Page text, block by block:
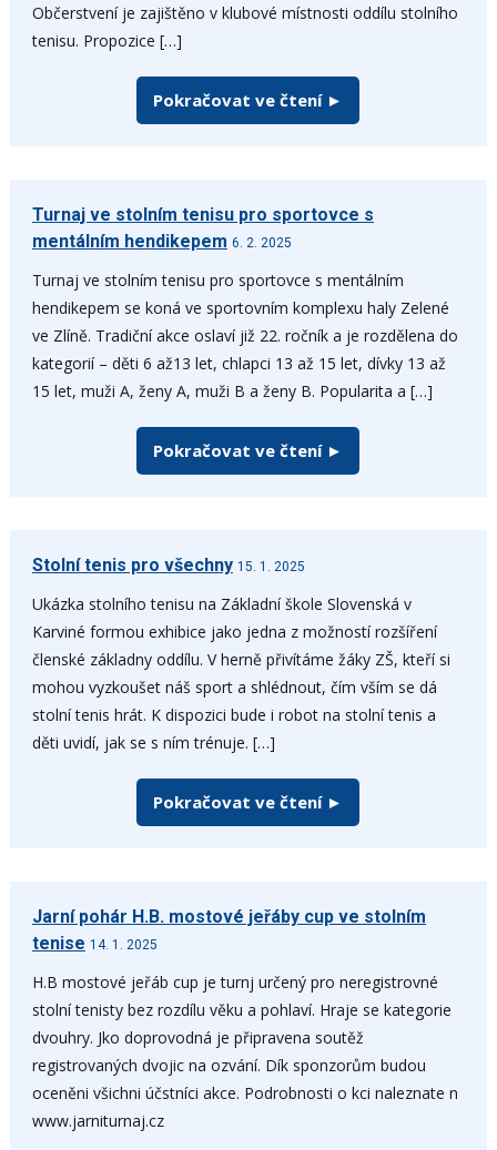
Občerstvení je zajištěno v klubové místnosti oddílu stolního
tenisu. Propozice […]
Pokračovat ve čtení ►
Turnaj ve stolním tenisu pro sportovce s
mentálním hendikepem 6. 2. 2025
Turnaj ve stolním tenisu pro sportovce s mentálním
hendikepem se koná ve sportovním komplexu haly Zelené
ve Zlíně. Tradiční akce oslaví již 22. ročník a je rozdělena do
kategorií – děti 6 až13 let, chlapci 13 až 15 let, dívky 13 až
15 let, muži A, ženy A, muži B a ženy B. Popularita a […]
Pokračovat ve čtení ►
Stolní tenis pro všechny 15. 1. 2025
Ukázka stolního tenisu na Základní škole Slovenská v
Karviné formou exhibice jako jedna z možností rozšíření
členské základny oddílu. V herně přivítáme žáky ZŠ, kteří si
mohou vyzkoušet náš sport a shlédnout, čím vším se dá
stolní tenis hrát. K dispozici bude i robot na stolní tenis a
děti uvidí, jak se s ním trénuje. […]
Pokračovat ve čtení ►
Jarní pohár H.B. mostové jeřáby cup ve stolním
tenise 14. 1. 2025
H.B mostové jeřáb cup je turnj určený pro neregistrovné
stolní tenisty bez rozdílu věku a pohlaví. Hraje se kategorie
dvouhry. Jko doprovodná je připravena soutěž
registrovaných dvojic na ozvání. Dík sponzorům budou
oceněni všichni účstníci akce. Podrobnosti o kci naleznate n
www.jarniturnaj.cz